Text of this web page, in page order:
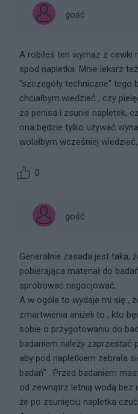
gość
A robiłeś ten wymaz z cewki
spod napletka. Mnie lekarz
"szczegóły techniczne" tego
chciałbym.wiedzieć , czy
za penisa i zsunie napletek,
ona będzie tylko używać
wolałbym wcześniej
0
gość
Generalnie zasada jest taka,
pobierająca materiał do
spróbować negocjować.
A w ogóle to wydaje mi się ,
zmartwienia aniżeli to , kto
sobie o przygotowaniu do
badaniem należy zaprzestać
aby pod napletkiem zebrała
badań" . Przed badaniem
od zewnątrz letnią wodą bez
że po zsunięciu napletka